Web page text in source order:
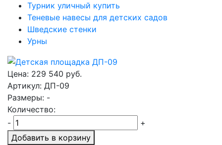
Турник уличный купить
Теневые навесы для детских садов
Шведские стенки
Урны
Цена: 229 540 руб.
Артикул: ДП-09
Размеры: -
Количество:
-
+
Добавить в корзину